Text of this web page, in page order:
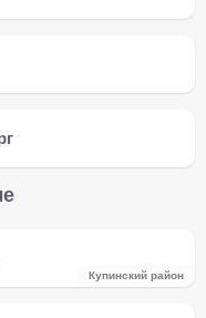
Купинский район